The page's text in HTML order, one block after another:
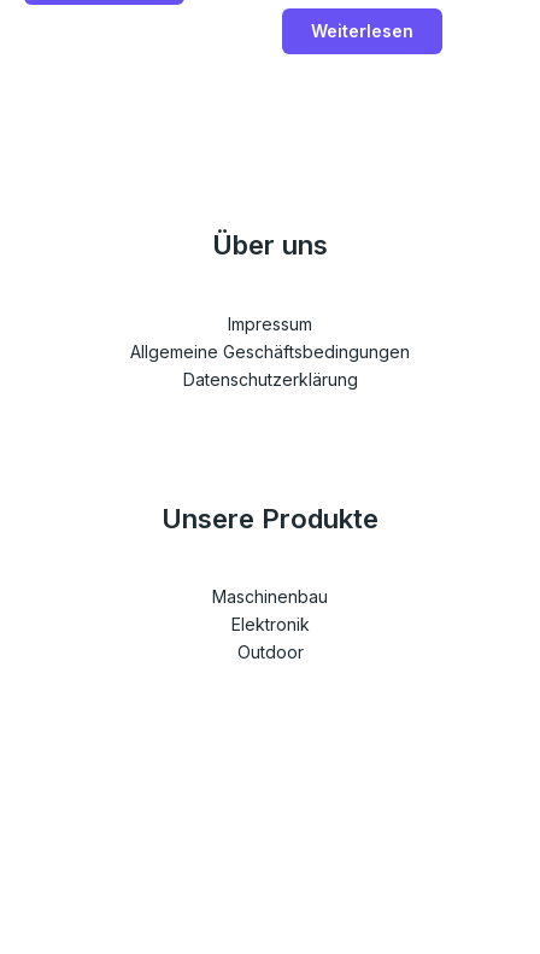
0
Weiterlesen
Über uns
Impressum
Allgemeine Geschäftsbedingungen
Datenschutzerklärung
Unsere Produkte
Maschinenbau
Elektronik
Outdoor